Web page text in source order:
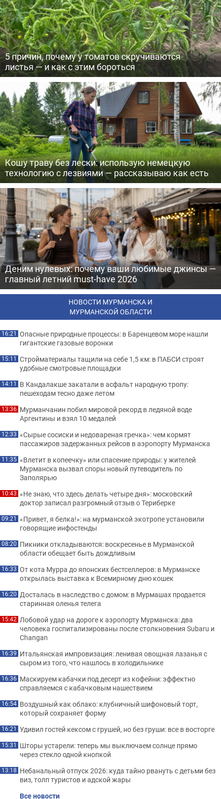
5 причин, почему у томатов скручиваются
листья — и как с этим бороться
Кошу траву без лески: использую немецкую
технологию с лезвиями — рассказываю как есть
Деним нулевых: почему ваши любимые джинсы —
главный летний must-have 2026
НОВОСТИ МУРМАНСКА И
МУРМАНСКОЙ ОБЛАСТИ
16:21 Опасные природные процессы: в Баренцевом море нашли
гигантские газовые воронки
15:11 Стройматериалы тащили на себе 1,5 км: в ПАБСИ строят
удобные смотровые площадки
14:11 В Кандалакше закатали в асфальт народную тропу:
пешеходам тесно даже летом
13:36 Мурманчанин побил мировой рекорд в ледяной воде
Аргентины и взял 10 медалей
12:33 «Сырые сосиски и недовареная гречка»: чем кормят
пассажиров задержанных рейсов в аэропорту Мурманска
11:35 «Влетит в копеечку» или спасение природы: у жителей
Мурманска вызвал споры новый путеводитель по
Заполярью
10:43 «Не знаю, что здесь делать четыре дня»: московский
доктор записал разгромный отзыв о Териберке
09:21 «Привет, я белка!»: на мурманской экотропе установили
говорящие инфостенды
08:20 Пикники откладываются: воскресенье в Мурманской
области обещает быть дождливым
16:33 От кота Мурра до японских бестселлеров: в Мурманске
открылась выставка к Всемирному дню кошек
16:20 Досталась в наследство с домом: в Мурмашах продается
старинная оленья телега
15:42 Лобовой удар на дороге к аэропорту Мурманска: два
человека госпитализированы после столкновения Subaru и
Changan
16:39 Итальянская импровизация: ленивая овощная лазанья с
сыром из того, что нашлось в холодильнике
16:36 Маскируем кабачки под десерт из кофейни: эффектно
справляемся с кабачковым нашествием
16:54 Воздушный как облако: клубничный шифоновый торт,
который сохраняет форму
16:21 Удивил гостей кексом с грушей, но без груши: все в восторге
15:31 Шторы устарели: теперь мы выключаем солнце прямо
через стекло одной кнопкой
13:18 Небанальный отпуск 2026: куда тайно рвануть с детьми без
виз, толп туристов и адской жары
Все новости